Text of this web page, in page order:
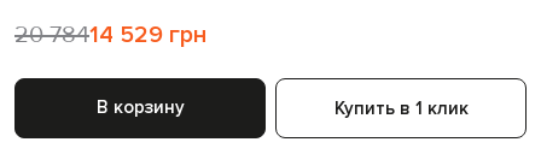
20 78414 529 грн
В корзину Купить в 1 клик